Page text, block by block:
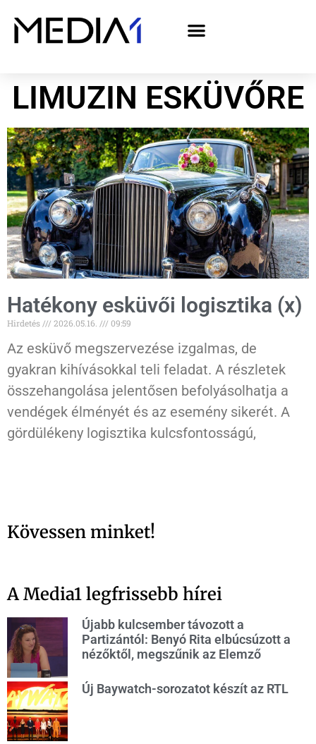
LIMUZIN ESKÜVŐRE
Hatékony esküvői logisztika (x)
Hirdetés 2026.05.16. 09:59
Az esküvő megszervezése izgalmas, de
gyakran kihívásokkal teli feladat. A részletek
összehangolása jelentősen befolyásolhatja a
vendégek élményét és az esemény sikerét. A
gördülékeny logisztika kulcsfontosságú,
Kövessen minket!
A Media1 legfrissebb hírei
Újabb kulcsember távozott a
Partizántól: Benyó Rita elbúcsúzott a
nézőktől, megszűnik az Elemző
Új Baywatch-sorozatot készít az RTL